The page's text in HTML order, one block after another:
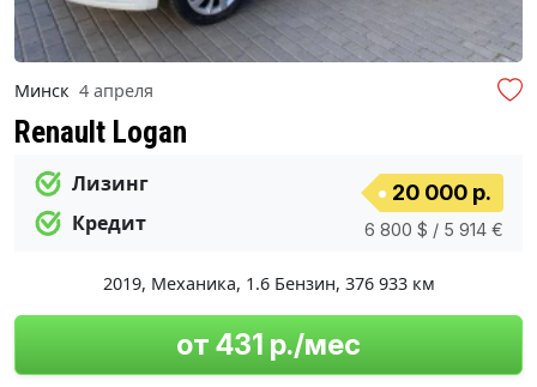
Минск 4 апреля
Renault Logan
Лизинг
Кредит
20 000 р.
6 800 $ / 5 914 €
2019, Механика, 1.6 Бензин, 376 933 км
от 431 р./мес